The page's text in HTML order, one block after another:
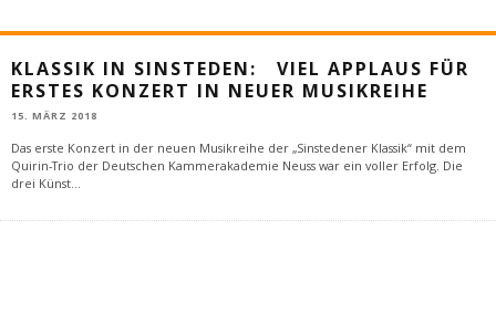
KLASSIK IN SINSTEDEN: VIEL APPLAUS FÜR
ERSTES KONZERT IN NEUER MUSIKREIHE
15. MÄRZ 2018
Das erste Konzert in der neuen Musikreihe der „Sinstedener Klassik“ mit dem
Quirin-Trio der Deutschen Kammerakademie Neuss war ein voller Erfolg. Die
drei Künst...